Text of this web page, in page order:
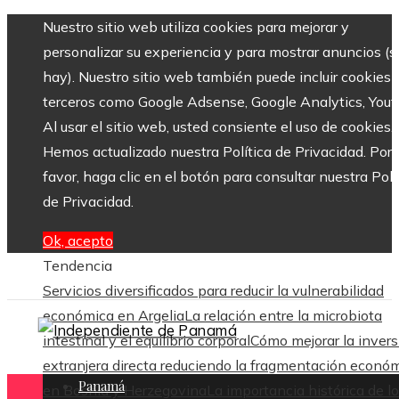
Nuestro sitio web utiliza cookies para mejorar y
personalizar su experiencia y para mostrar anuncios
hay). Nuestro sitio web también puede incluir cookies
terceros como Google Adsense, Google Analytics,
Al usar el sitio web, usted consiente el uso de cookies.
Hemos actualizado nuestra Política de Privacidad. Por
favor, haga clic en el botón para consultar nuestra
de Privacidad.
Ok, acepto
Tendencia
Servicios diversificados para reducir la vulnerabilidad
económica en ArgeliaLa relación entre la microbiota
intestinal y el equilibrio corporalCómo mejorar la
extranjera directa reduciendo la fragmentación
en Bosnia y Herzegovina
La importancia histórica de
Panamá